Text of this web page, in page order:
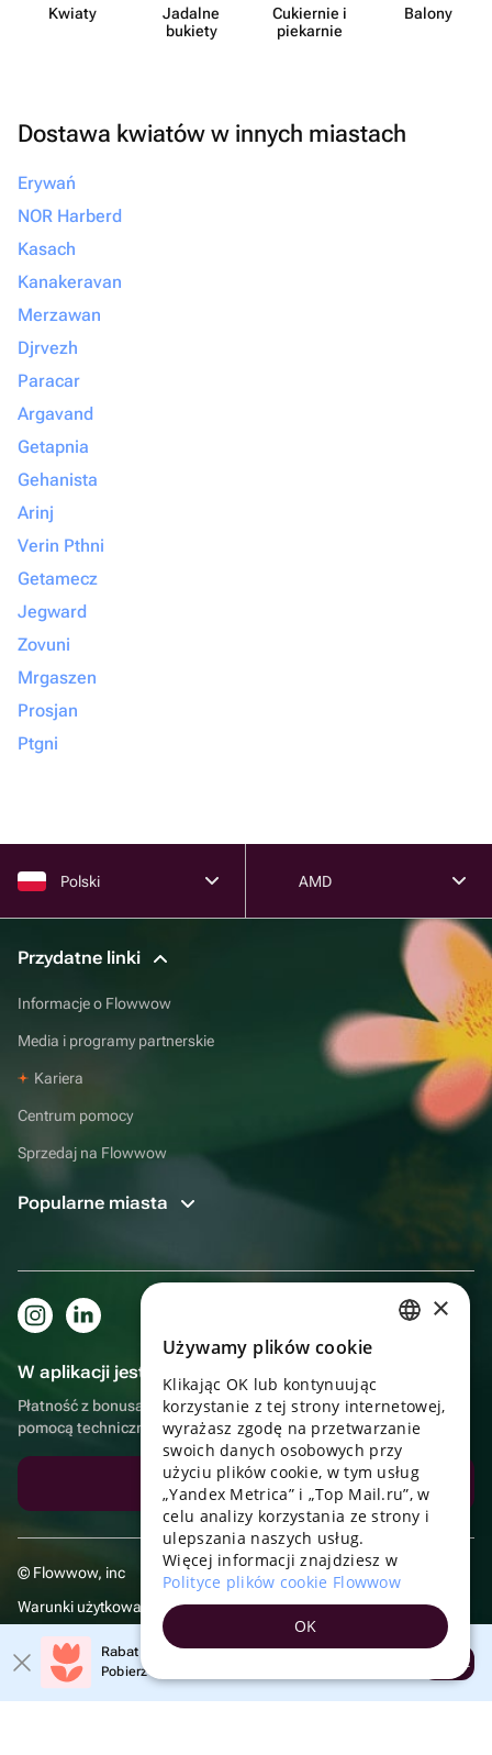
Kwiaty
Jadalne
bukiety
Cukiernie i
piekarnie
Balony
Dostawa kwiatów w innych miastach
Erywań
NOR Harberd
Kasach
Kanakeravan
Merzawan
Djrvezh
Paracar
Argavand
Getapnia
Gehanista
Arinj
Verin Pthni
Getamecz
Jegward
Zovuni
Mrgaszen
Prosjan
Ptgni
Polski AMD
Przydatne linki
Informacje o Flowwow
Media i programy partnerskie
Kariera
Centrum pomocy
Sprzedaj na Flowwow
Popularne miasta
W aplikacji jest to jeszcze wygodniejsze!
Płatność z bonusami, samodzielna dostawa, wygodny czat z
pomocą techniczną
Pobierz aplikację
© Flowwow, inc
Warunki użytkowania
Polityka prywatnościRabat 20% na pierwsze zamówienie!
Pobierz aplikację i skorzystaj z promocji
Otwórz
UKRAINIAN
PORTUGUESE
SPANISH
TURKISH
GERMAN
×
Używamy plików cookie
Klikając OK lub kontynuując
korzystanie z tej strony internetowej,
wyrażasz zgodę na przetwarzanie
swoich danych osobowych przy
użyciu plików cookie, w tym usług
„Yandex Metrica” i „Top Mail.ru”, w
celu analizy korzystania ze strony i
ulepszania naszych usług.
Więcej informacji znajdziesz w
Polityce plików cookie Flowwow
OK